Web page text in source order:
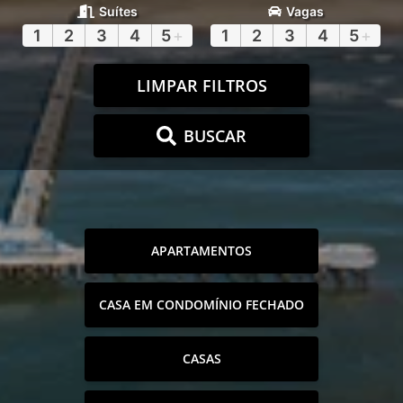
Suítes
1 2 3 4 5+
Vagas
1 2 3 4 5+
LIMPAR FILTROS
BUSCAR
APARTAMENTOS
CASA EM CONDOMÍNIO FECHADO
CASAS